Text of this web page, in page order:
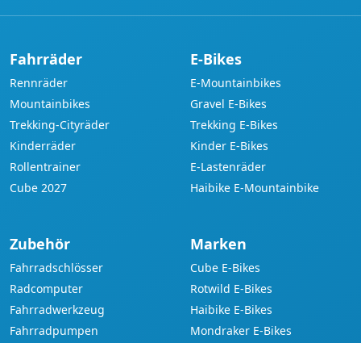
Fahrräder
Rennräder
Mountainbikes
Trekking-Cityräder
Kinderräder
Rollentrainer
Cube 2027
E-Bikes
E-Mountainbikes
Gravel E-Bikes
Trekking E-Bikes
Kinder E-Bikes
E-Lastenräder
Haibike E-Mountainbike
Zubehör
Fahrradschlösser
Radcomputer
Fahrradwerkzeug
Fahrradpumpen
Marken
Cube E-Bikes
Rotwild E-Bikes
Haibike E-Bikes
Mondraker E-Bikes